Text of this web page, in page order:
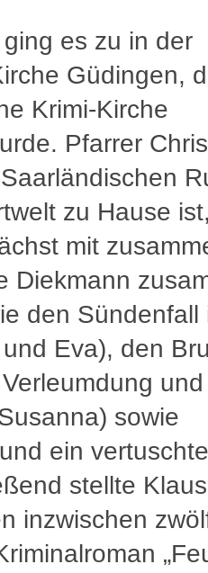
es zu in der
Güdingen,
Krimi-Kirche
Pfarrer
zu Hause
mit
Diekmann
den Sündenfall
Eva), den
sowie
ein
stellte Klaus
inzwischen